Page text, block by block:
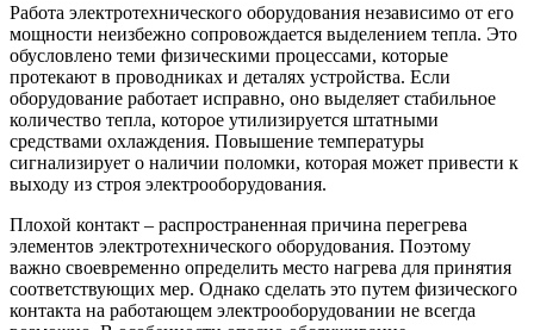
Работа электротехнического оборудования независимо от его
мощности неизбежно сопровождается выделением тепла. Это
обусловлено теми физическими процессами, которые
протекают в проводниках и деталях устройства. Если
оборудование работает исправно, оно выделяет стабильное
количество тепла, которое утилизируется штатными
средствами охлаждения. Повышение температуры
сигнализирует о наличии поломки, которая может привести к
выходу из строя электрооборудования.
Плохой контакт – распространенная причина перегрева
элементов электротехнического оборудования. Поэтому
важно своевременно определить место нагрева для принятия
соответствующих мер. Однако сделать это путем физического
контакта на работающем электрооборудовании не всегда